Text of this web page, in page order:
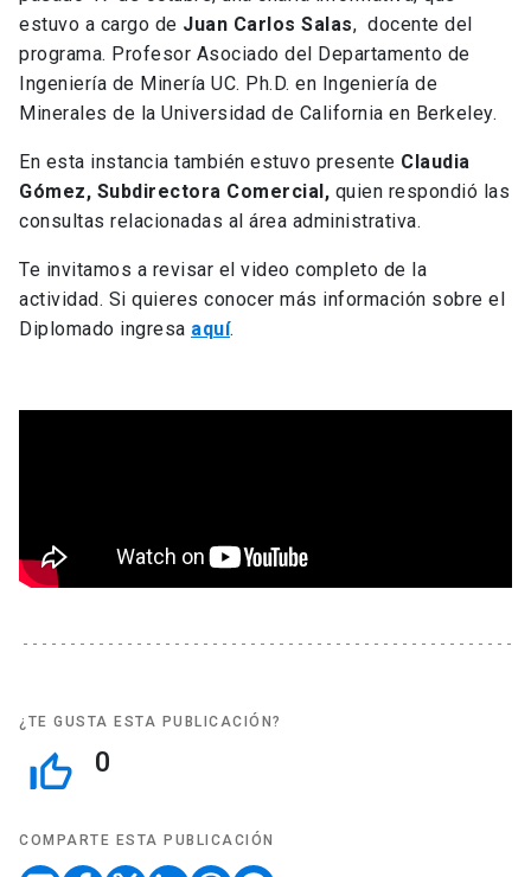
estuvo a cargo de Juan Carlos Salas, docente del
programa. Profesor Asociado del Departamento de
Ingeniería de Minería UC. Ph.D. en Ingeniería de
Minerales de la Universidad de California en Berkeley.
En esta instancia también estuvo presente Claudia
Gómez, Subdirectora Comercial, quien respondió las
consultas relacionadas al área administrativa.
Te invitamos a revisar el video completo de la
actividad. Si quieres conocer más información sobre el
Diplomado ingresa aquí.
¿TE GUSTA ESTA PUBLICACIÓN?
thumb_up_off_alt 0
COMPARTE ESTA PUBLICACIÓN